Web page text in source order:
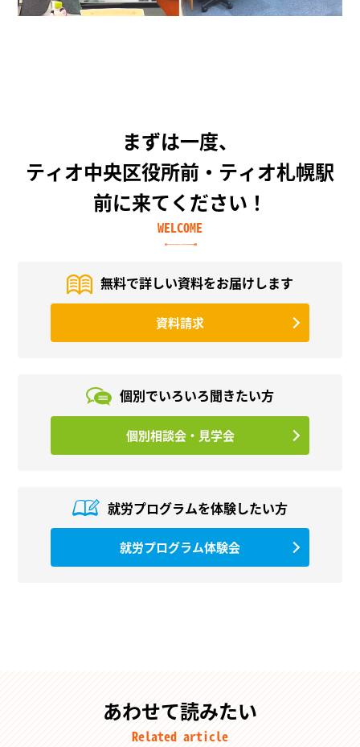
まずは一度、
ティオ中央区役所前・ティオ札幌駅
前に来てください！
WELCOME
無料で詳しい資料をお届けします
資料請求
個別でいろいろ聞きたい方
個別相談会・見学会
就労プログラムを体験したい方
就労プログラム体験会
あわせて読みたい
Related article